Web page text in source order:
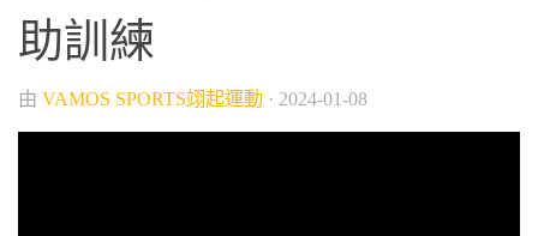
助訓練
由 VAMOS SPORTS翊起運動 · 2024-01-08